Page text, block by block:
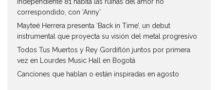
correspondido, con ‘Anny’
Mayteé Herrera presenta ‘Back in Time’, un debut
instrumental que proyecta su visión del metal progresivo
Todos Tus Muertos y Rey Gordiflón juntos por primera
vez en Lourdes Music Hall en Bogotá
Canciones que hablan o están inspiradas en agosto